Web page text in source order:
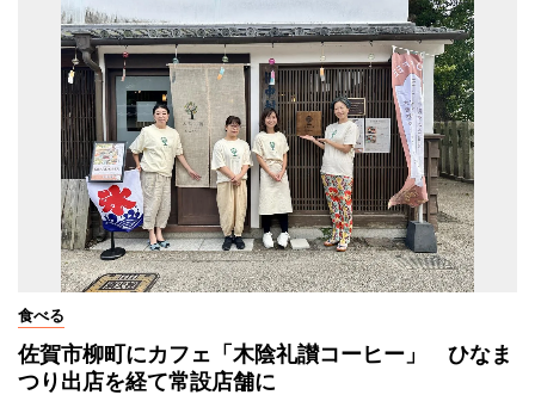
食べる
佐賀市柳町にカフェ「木陰礼讃コーヒー」 ひなま
つり出店を経て常設店舗に